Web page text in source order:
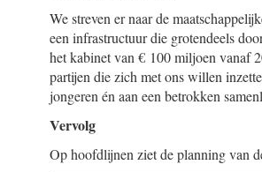
We streven er naar de
een infrastructuur die grotendeels
het kabinet van € 100 miljoen vanaf
partijen die zich met ons willen
jongeren én aan een betrokken
Vervolg
Op hoofdlijnen ziet de planning van